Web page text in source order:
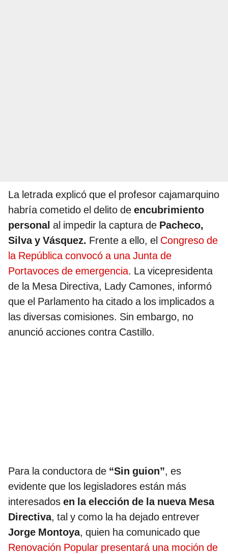
La letrada explicó que el profesor cajamarquino
habría cometido el delito de encubrimiento
personal al impedir la captura de Pacheco,
Silva y Vásquez. Frente a ello, el Congreso de
la República convocó a una Junta de
Portavoces de emergencia. La vicepresidenta
de la Mesa Directiva, Lady Camones, informó
que el Parlamento ha citado a los implicados a
las diversas comisiones. Sin embargo, no
anunció acciones contra Castillo.
Para la conductora de “Sin guion”, es
evidente que los legisladores están más
interesados en la elección de la nueva Mesa
Directiva, tal y como la ha dejado entrever
Jorge Montoya, quien ha comunicado que
Renovación Popular presentará una moción de